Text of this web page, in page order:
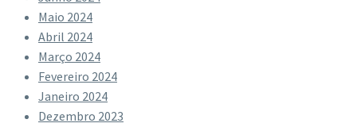
Maio 2024
Abril 2024
Março 2024
Fevereiro 2024
Janeiro 2024
Dezembro 2023